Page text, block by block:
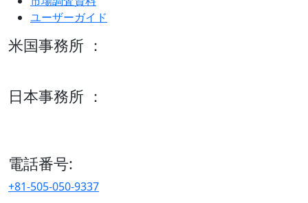
ユーザーガイド
米国事務所 ：
日本事務所 ：
電話番号:
+81-505-050-9337